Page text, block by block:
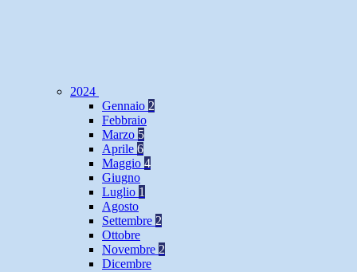
2024
Gennaio 2
Febbraio
Marzo 5
Aprile 6
Maggio 4
Giugno
Luglio 1
Agosto
Settembre 2
Ottobre
Novembre 2
Dicembre